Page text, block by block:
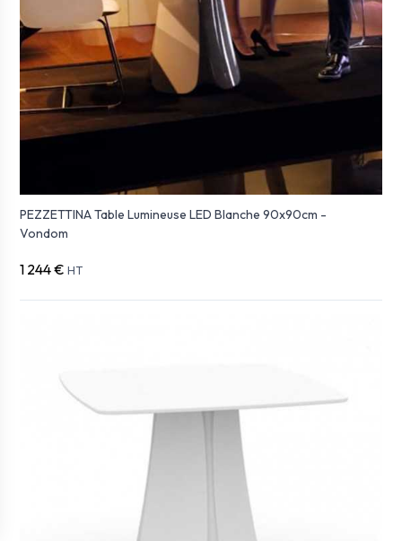
PEZZETTINA Table Lumineuse LED Blanche 90x90cm -
Vondom
1 244 € HT